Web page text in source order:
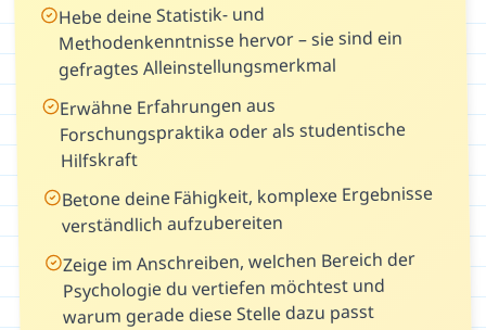
Hebe deine Statistik- und
Methodenkenntnisse hervor – sie sind ein
gefragtes Alleinstellungsmerkmal
Erwähne Erfahrungen aus
Forschungspraktika oder als studentische
Hilfskraft
Betone deine Fähigkeit, komplexe Ergebnisse
verständlich aufzubereiten
Zeige im Anschreiben, welchen Bereich der
Psychologie du vertiefen möchtest und
warum gerade diese Stelle dazu passt